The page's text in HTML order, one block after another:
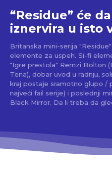
“Residue” će
iznervira u isto
Britanska mini-serija
elemente za uspeh. Si-fi
"Igre prestola" Remzi Bolton
Tena), dobar uvod u radnju,
kraj postaje sramotno glupo /
najveći fail serije) i poslednji
Black Mirror. Da li treba da